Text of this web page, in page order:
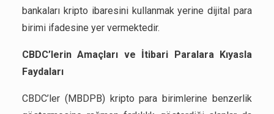
bankaları kripto ibaresini kullanmak yerine dijital para
birimi ifadesine yer vermektedir.
CBDC’lerin Amaçları ve İtibari Paralara Kıyasla
Faydaları
CBDC’ler (MBDPB) kripto para birimlerine benzerlik